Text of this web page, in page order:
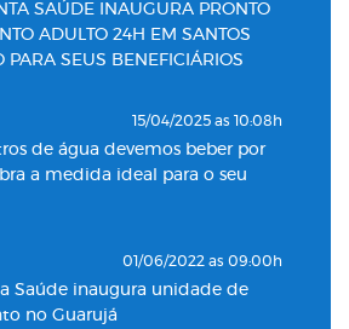
SAÚDE INAUGURA PRONTO
ADULTO 24H EM SANTOS
PARA SEUS BENEFICIÁRIOS
15/04/2025 as 10:08h
de água devemos beber por
a medida ideal para o seu
01/06/2022 as 09:00h
Saúde inaugura unidade de
no Guarujá